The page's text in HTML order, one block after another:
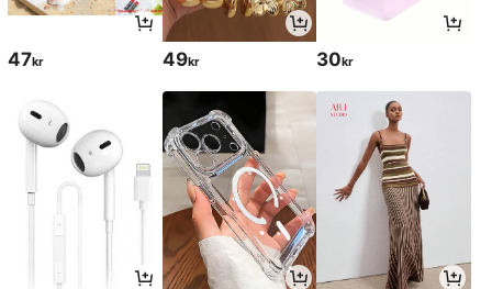
47kr 49kr 30kr